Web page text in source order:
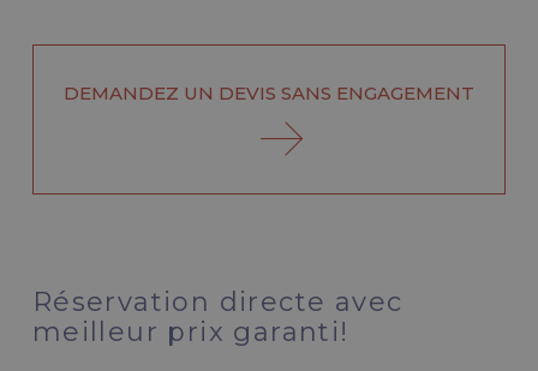
DEMANDEZ UN DEVIS SANS ENGAGEMENT
Réservation directe avec
meilleur prix garanti!